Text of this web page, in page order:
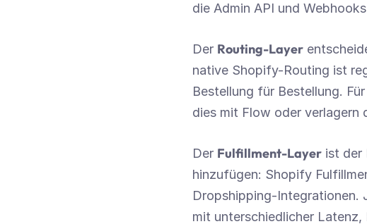
die Admin API und
Der Routing-Layer
native Shopify-Routing ist
Bestellung für Bestellung.
dies mit Flow oder verlagern
Der Fulfillment-Layer ist der
hinzufügen: Shopify
Dropshipping-Integrationen.
mit unterschiedlicher Latenz,